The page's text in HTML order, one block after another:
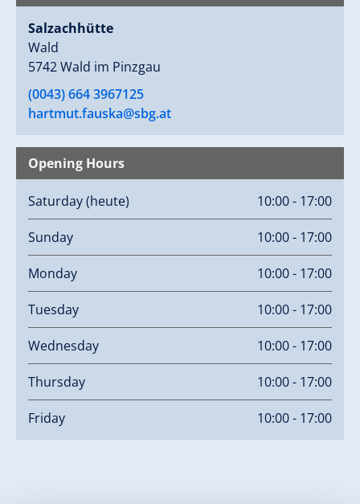
Salzachhütte
Wald
5742 Wald im Pinzgau
(0043) 664 3967125
hartmut.fauska@sbg.at
Opening Hours
Saturday(heute) 10:00 - 17:00
Sunday 10:00 - 17:00
Monday 10:00 - 17:00
Tuesday 10:00 - 17:00
Wednesday 10:00 - 17:00
Thursday 10:00 - 17:00
Friday 10:00 - 17:00